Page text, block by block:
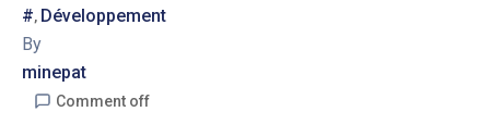
#‚ Développement
By
minepat
Comment off